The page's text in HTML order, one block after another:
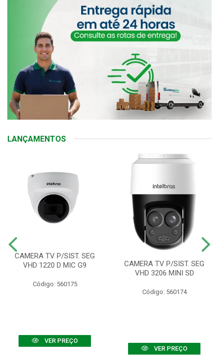
LANÇAMENTOS
CAMERA TV P/SIST. SEG
VHD 1220 D MIC G9
Código: 560175
VER PREÇO
CAMERA TV P/SIST. SEG
VHD 3206 MINI SD
Código: 560174
VER PREÇO